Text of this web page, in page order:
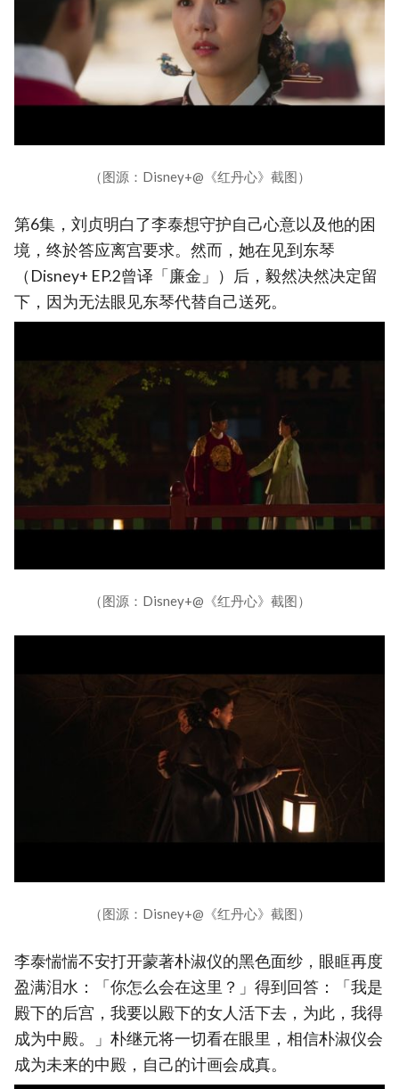
（图源：Disney+@《红丹心》截图）
第6集，刘贞明白了李泰想守护自己心意以及他的困
境，终於答应离宫要求。然而，她在见到东琴
（Disney+ EP.2曾译「廉金」）后，毅然决然决定留
下，因为无法眼见东琴代替自己送死。
（图源：Disney+@《红丹心》截图）
（图源：Disney+@《红丹心》截图）
李泰惴惴不安打开蒙著朴淑仪的黑色面纱，眼眶再度
盈满泪水：「你怎么会在这里？」得到回答：「我是
殿下的后宫，我要以殿下的女人活下去，为此，我得
成为中殿。」朴继元将一切看在眼里，相信朴淑仪会
成为未来的中殿，自己的计画会成真。